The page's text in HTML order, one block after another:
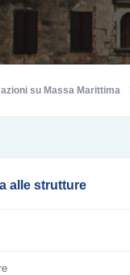
su Massa Marittima
alle strutture